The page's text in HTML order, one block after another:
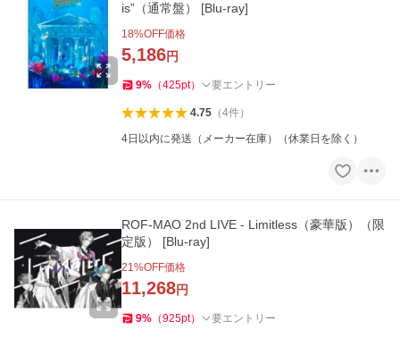
is”（通常盤） [Blu-ray]
18%OFF価格
5,186円
9% （425pt） 要エントリー
4.75（4件）
4日以内に発送（メーカー在庫）（休業日を除く）
ROF-MAO 2nd LIVE - Limitless（豪華版）（限
定版） [Blu-ray]
21%OFF価格
11,268円
9% （925pt） 要エントリー